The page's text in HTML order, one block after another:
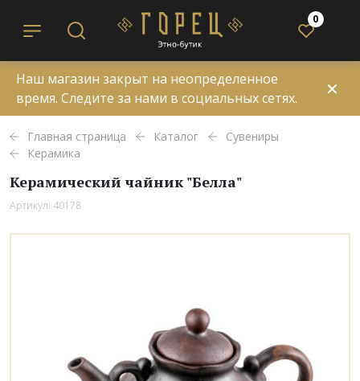
0
Наш магазин закрыт на неопределенное
время. Следите за нами в социальных сетях.
✕
Главная страница Каталог
Сувениры
Керамика
Керамический чайник "Белла"
Артикул: 40178